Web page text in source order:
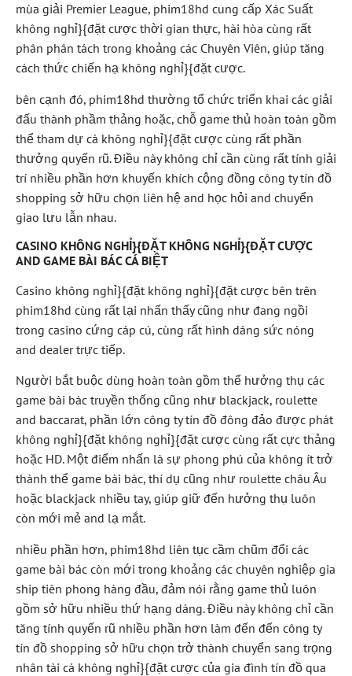
mùa giải Premier League, phim18hd cung cấp Xác Suất
không nghỉ}{đặt cược thời gian thực, hài hòa cùng rất
phân phân tách trong khoảng các Chuyên Viên, giúp tăng
cách thức chiến hạ không nghỉ}{đặt cược.
bên cạnh đó, phim18hd thường tổ chức triển khai các giải
đấu thành phầm thảng hoặc, chỗ game thủ hoàn toàn gồm
thể tham dự cá không nghỉ}{đặt cược cùng rất phần
thưởng quyến rũ. Điều này không chỉ cần cùng rất tính giải
trí nhiều phần hơn khuyến khích cộng đồng công ty tín đồ
shopping sở hữu chọn liên hệ and học hỏi and chuyển
giao lưu lẫn nhau.
CASINO KHÔNG NGHỈ}{ĐẶT KHÔNG NGHỈ}{ĐẶT CƯỢC
AND GAME BÀI BÁC CÁ BIỆT
Casino không nghỉ}{đặt không nghỉ}{đặt cược bên trên
phim18hd cùng rất lại nhấn thấy cũng như đang ngồi
trong casino cứng cáp cú, cùng rất hình dáng sức nóng
and dealer trực tiếp.
Người bắt buộc dùng hoàn toàn gồm thể hưởng thụ các
game bài bác truyền thống cũng như blackjack, roulette
and baccarat, phần lớn công ty tín đồ đông đảo được phát
không nghỉ}{đặt không nghỉ}{đặt cược cùng rất cực thảng
hoặc HD. Một điểm nhấn là sự phong phú của không ít trở
thành thể game bài bác, thí dụ cũng như roulette châu Âu
hoặc blackjack nhiều tay, giúp giữ đến hưởng thụ luôn
còn mới mẻ and lạ mắt.
nhiều phần hơn, phim18hd liên tục cầm chũm đổi các
game bài bác còn mới trong khoảng các chuyên nghiệp gia
ship tiên phong hàng đầu, đảm nói rằng game thủ luôn
gồm sở hữu nhiều thứ hạng dáng. Điều này không chỉ cần
tăng tính quyến rũ nhiều phần hơn làm đến đến công ty
tín đồ shopping sở hữu chọn trở thành chuyển sang trọng
nhân tài cá không nghỉ}{đặt cược của gia đình tín đồ qua